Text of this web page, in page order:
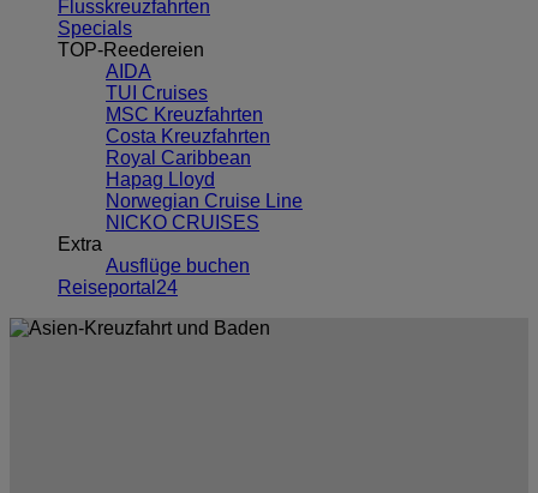
Flusskreuzfahrten
Specials
TOP-Reedereien
AIDA
TUI Cruises
MSC Kreuzfahrten
Costa Kreuzfahrten
Royal Caribbean
Hapag Lloyd
Norwegian Cruise Line
NICKO CRUISES
Extra
Ausflüge buchen
Reiseportal24